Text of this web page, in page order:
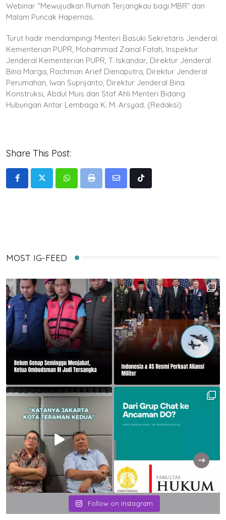
Webinar “Mewujudkan Rumah Terjangkau bagi MBR” dan
Malam Puncak Hapernas.
Turut hadir mendampingi Menteri Basuki Sekretaris Jenderal
Kementerian PUPR, Mohammad Zainal Fatah, Inspektur
Jenderal Kementerian PUPR, T. Iskandar, Direktur Jenderal
Bina Marga, Rachman Arief Dienaputra, Direktur Jenderal
Perumahan, Iwan Suprijanto, Direktur Jenderal Bina
Konstruksi, Abdul Muis dan Staf Ahli Menteri Bidang
Hubungan Antar Lembaga K. M. Arsyad. (Redaksi)
Share This Post:
WhatsappPrint
Share
Tiktok
MOST IG-FEED
Follow on Instagram